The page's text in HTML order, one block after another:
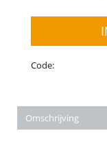
Code:
Omschrijving